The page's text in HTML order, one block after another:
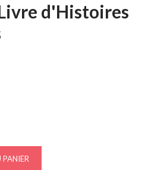
d'Histoires